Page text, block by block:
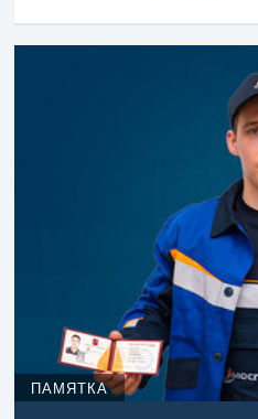
ПАМЯТКА